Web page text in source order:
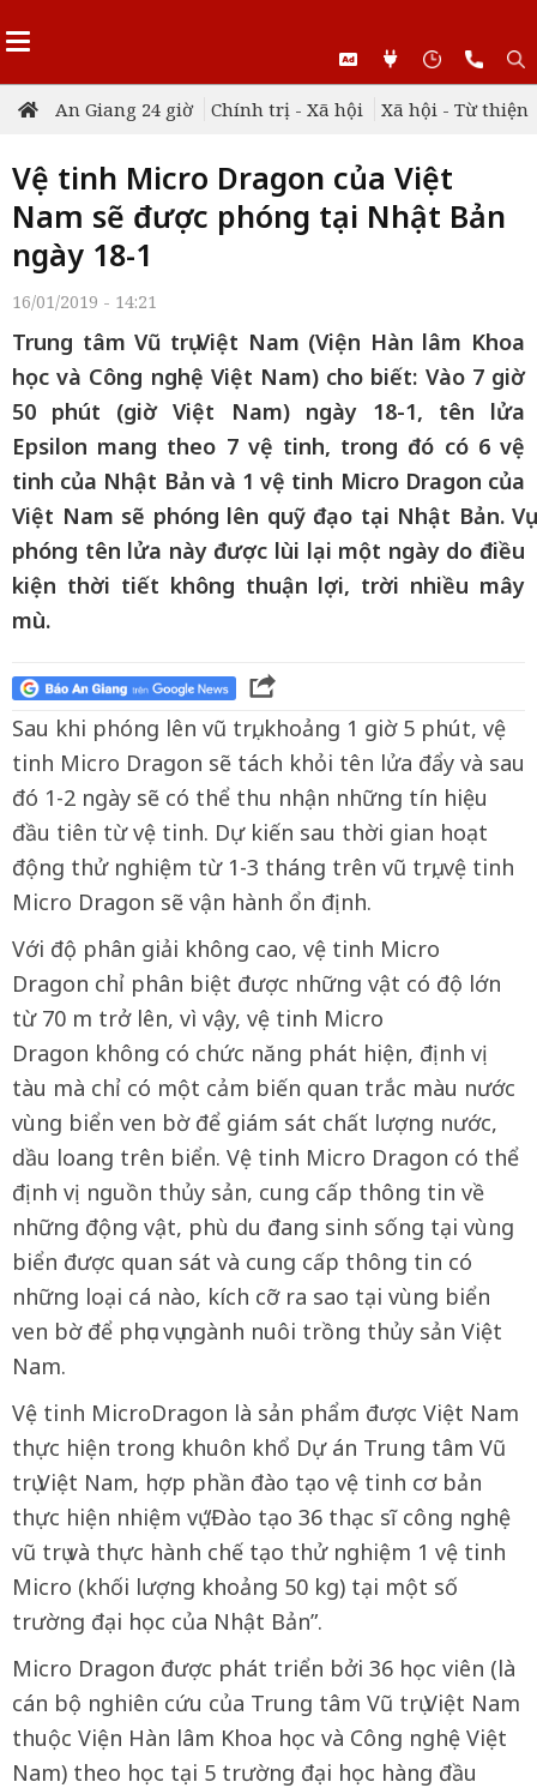
An Giang 24 giờ Chính trị - Xã hội Xã hội - Từ thiện
Vệ tinh Micro Dragon của Việt
Nam sẽ được phóng tại Nhật Bản
ngày 18-1
16/01/2019 - 14:21
Trung tâm Vũ trụ Việt Nam (Viện Hàn lâm Khoa
học và Công nghệ Việt Nam) cho biết: Vào 7 giờ
50 phút (giờ Việt Nam) ngày 18-1, tên lửa
Epsilon mang theo 7 vệ tinh, trong đó có 6 vệ
tinh của Nhật Bản và 1 vệ tinh Micro Dragon của
Việt Nam sẽ phóng lên quỹ đạo tại Nhật Bản. Vụ
phóng tên lửa này được lùi lại một ngày do điều
kiện thời tiết không thuận lợi, trời nhiều mây
mù.
Sau khi phóng lên vũ trụ, khoảng 1 giờ 5 phút, vệ
tinh Micro Dragon sẽ tách khỏi tên lửa đẩy và sau
đó 1-2 ngày sẽ có thể thu nhận những tín hiệu
đầu tiên từ vệ tinh. Dự kiến sau thời gian hoạt
động thử nghiệm từ 1-3 tháng trên vũ trụ, vệ tinh
Micro Dragon sẽ vận hành ổn định.
Với độ phân giải không cao, vệ tinh Micro
Dragon chỉ phân biệt được những vật có độ lớn
từ 70 m trở lên, vì vậy, vệ tinh Micro
Dragon không có chức năng phát hiện, định vị
tàu mà chỉ có một cảm biến quan trắc màu nước
vùng biển ven bờ để giám sát chất lượng nước,
dầu loang trên biển. Vệ tinh Micro Dragon có thể
định vị nguồn thủy sản, cung cấp thông tin về
những động vật, phù du đang sinh sống tại vùng
biển được quan sát và cung cấp thông tin có
những loại cá nào, kích cỡ ra sao tại vùng biển
ven bờ để phục vụ ngành nuôi trồng thủy sản Việt
Nam.
Vệ tinh MicroDragon là sản phẩm được Việt Nam
thực hiện trong khuôn khổ Dự án Trung tâm Vũ
trụ Việt Nam, hợp phần đào tạo vệ tinh cơ bản
thực hiện nhiệm vụ “Đào tạo 36 thạc sĩ công nghệ
vũ trụ và thực hành chế tạo thử nghiệm 1 vệ tinh
Micro (khối lượng khoảng 50 kg) tại một số
trường đại học của Nhật Bản”.
Micro Dragon được phát triển bởi 36 học viên (là
cán bộ nghiên cứu của Trung tâm Vũ trụ Việt Nam
thuộc Viện Hàn lâm Khoa học và Công nghệ Việt
Nam) theo học tại 5 trường đại học hàng đầu